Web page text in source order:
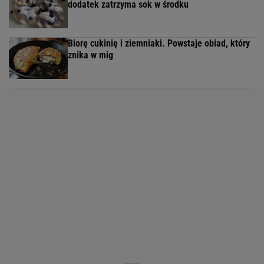
dodatek zatrzyma sok w środku
Biorę cukinię i ziemniaki. Powstaje obiad, który
znika w mig